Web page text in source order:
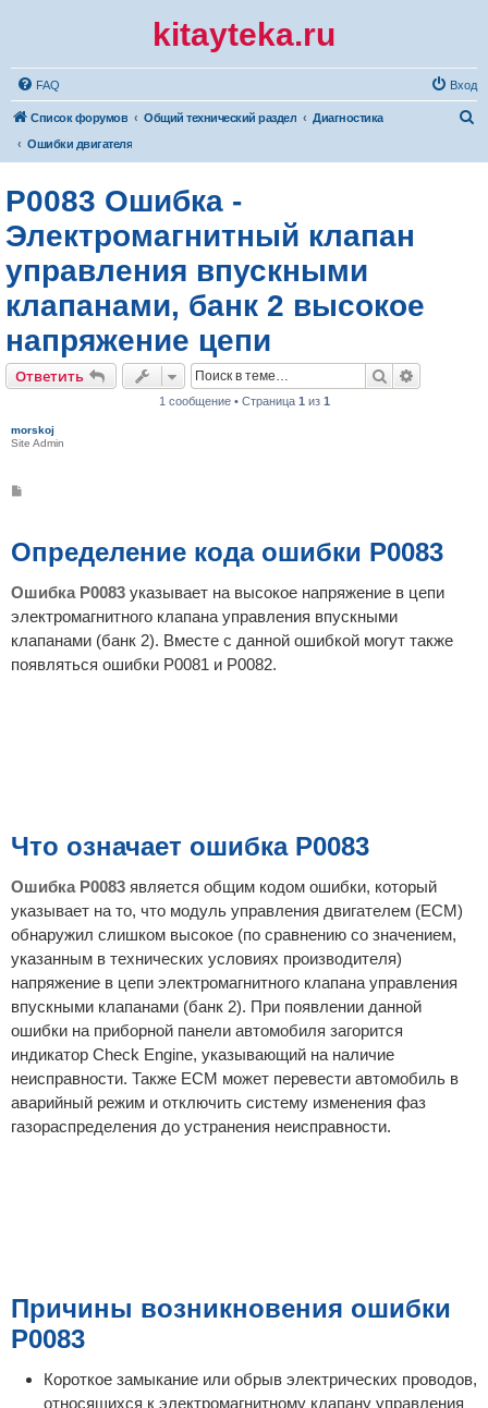
kitayteka.ru
FAQ Вход
Список форумов Общий технический раздел
Диагностика
Ошибки двигателя
P0083 Ошибка -
Электромагнитный клапан
управления впускными
клапанами, банк 2 высокое
напряжение цепи
Ответить Поиск
1 сообщение • Страница 1 из 1
morskoj
Site Admin
щ
е
е
Определение кода ошибки P0083
Ошибка P0083 указывает на высокое напряжение в цепи
электромагнитного клапана управления впускными
клапанами (банк 2). Вместе с данной ошибкой могут также
появляться ошибки P0081 и P0082.
Что означает ошибка P0083
Ошибка P0083 является общим кодом ошибки, который
указывает на то, что модуль управления двигателем (ECM)
обнаружил слишком высокое (по сравнению со значением,
указанным в технических условиях производителя)
напряжение в цепи электромагнитного клапана управления
впускными клапанами (банк 2). При появлении данной
ошибки на приборной панели автомобиля загорится
индикатор Check Engine, указывающий на наличие
неисправности. Также ECM может перевести автомобиль в
аварийный режим и отключить систему изменения фаз
газораспределения до устранения неисправности.
Причины возникновения ошибки
P0083
Короткое замыкание или обрыв электрических проводов,
относящихся к электромагнитному клапану управления